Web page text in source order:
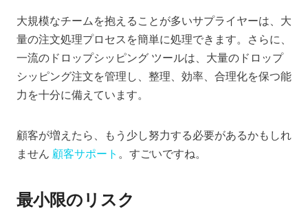
大規模なチームを抱えることが多いサプライヤーは、大
量の注文処理プロセスを簡単に処理できます。さらに、
一流のドロップシッピング ツールは、大量のドロップ
シッピング注文を管理し、整理、効率、合理化を保つ能
力を十分に備えています。
顧客が増えたら、もう少し努力する必要があるかもしれ
ません 顧客サポート 。すごいですね。
最小限のリスク